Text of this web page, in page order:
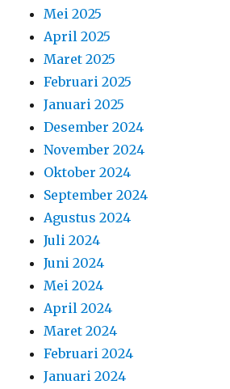
Mei 2025
April 2025
Maret 2025
Februari 2025
Januari 2025
Desember 2024
November 2024
Oktober 2024
September 2024
Agustus 2024
Juli 2024
Juni 2024
Mei 2024
April 2024
Maret 2024
Februari 2024
Januari 2024